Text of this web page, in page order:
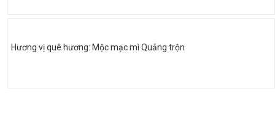
Hương vị quê hương: Mộc mạc mì Quảng trộn